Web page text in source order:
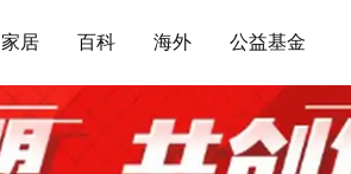
家居 百科 海外 公益基金